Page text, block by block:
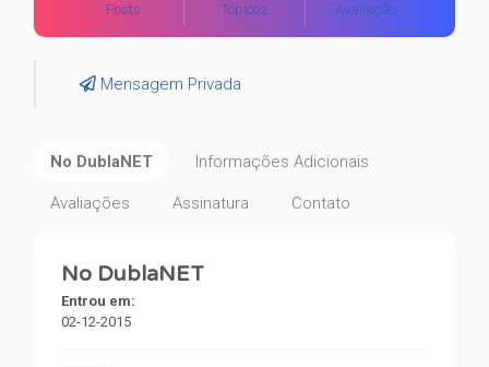
Posts Tópicos Avaliação
Mensagem Privada
No DublaNET Informações Adicionais
Avaliações Assinatura Contato
No DublaNET
Entrou em:
02-12-2015